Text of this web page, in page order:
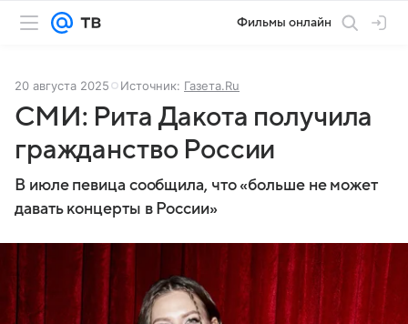
Фильмы онлайн
20 августа 2025 Источник: Газета.Ru
СМИ: Рита Дакота получила
гражданство России
В июле певица сообщила, что «больше не может
давать концерты в России»